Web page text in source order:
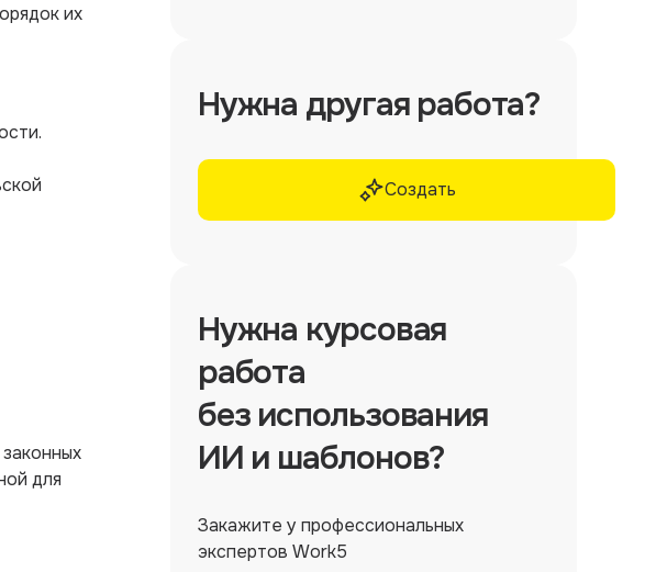
их
для
Нужна другая работа?
Создать
Нужна курсовая
работа
без использования
ИИ и шаблонов?
Закажите у профессиональных
экспертов Work5